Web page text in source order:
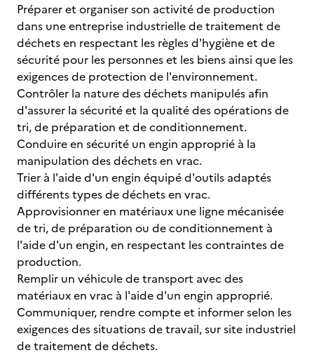
Préparer et organiser son activité de production
dans une entreprise industrielle de traitement de
déchets en respectant les règles d'hygiène et de
sécurité pour les personnes et les biens ainsi que les
exigences de protection de l'environnement.
Contrôler la nature des déchets manipulés afin
d'assurer la sécurité et la qualité des opérations de
tri, de préparation et de conditionnement.
Conduire en sécurité un engin approprié à la
manipulation des déchets en vrac.
Trier à l'aide d'un engin équipé d'outils adaptés
différents types de déchets en vrac.
Approvisionner en matériaux une ligne mécanisée
de tri, de préparation ou de conditionnement à
l'aide d'un engin, en respectant les contraintes de
production.
Remplir un véhicule de transport avec des
matériaux en vrac à l'aide d'un engin approprié.
Communiquer, rendre compte et informer selon les
exigences des situations de travail, sur site industriel
de traitement de déchets.